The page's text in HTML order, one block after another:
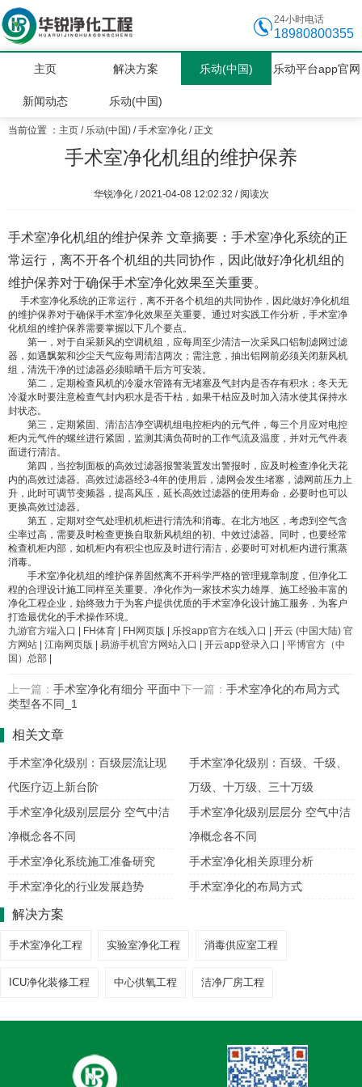
24小时电话
18980800355
主页 解决方案 乐动(中国) 乐动平台app官网
新闻动态 乐动(中国)
当前位置 ： 主页 / 乐动(中国) /手术室净化 / 正文
手术室净化机组的维护保养
华锐净化 / 2021-04-08 12:02:32 / 阅读次
手术室净化机组的维护保养 文章摘要：手术室净化系统的正
常运行，离不开各个机组的共同协作，因此做好净化机组的
维护保养对于确保手术室净化效果至关重要。
手术室净化系统的正常运行，离不开各个机组的共同协作，因此做好净化机组
的维护保养对于确保手术室净化效果至关重要。通过对实践工作分析，手术室净
化机组的维护保养需要掌握以下几个要点。
第一，对于自采新风的空调机组，应每周至少清洁一次采风口铝制滤网过滤
器，如遇飘絮和沙尘天气应每周清洁两次；需注意，抽出铝网前必须关闭新风机
组，清洗干净的过滤器必须晾晒干后方可安装。
第二，定期检查风机的冷凝水管路有无堵塞及气封内是否存有积水；冬天无
冷凝水时要注意检查气封内积水是否干枯，如果干枯应及时加入清水使其保持水
封状态。
第三，定期紧固、清洁洁净空调机组电控柜内的元气件，每三个月应对电控
柜内元气件的螺丝进行紧固，监测其满负荷时的工作气流及温度，并对元气件表
面进行清洁。
第四，当控制面板的高效过滤器报警装置发出警报时，应及时检查净化天花
内的高效过滤器。高效过滤器经3-4年的使用后，滤网会发生堵塞，滤网前压力上
升，此时可调节变频器，提高风压，延长高效过滤器的使用寿命，必要时也可以
更换高效过滤器。
第五，定期对空气处理机机柜进行清洗和消毒。在北方地区，考虑到空气含
尘率过高，需要及时检查更换自取新风机组的初、中效过滤器。同时，也要经常
检查机柜内部，如机柜内有积尘也应及时进行清洁，必要时可对机柜内进行熏蒸
消毒。
手术室净化机组的维护保养固然离不开科学严格的管理规章制度，但净化工
程的合理设计施工同样至关重要。净化作为一家技术实力雄厚、施工经验丰富的
净化工程企业，始终致力于为客户提供优质的手术室净化设计施工服务，为客户
打造最优化的手术操作环境。
九游官方端入口
FH体育 FH网页版 乐投app官方在线入口
开云 (中国大陆) 官
方网站
江南网页版 易游手机官方网站入口 开云app登录入口
平博官方（中
国）总部
上一篇： 手术室净化有细分 平面中
类型各不同_1
下一篇： 手术室净化的布局方式
相关文章
手术室净化级别：百级层流让现
代医疗迈上新台阶
手术室净化级别：百级、千级、
万级、十万级、三十万级
手术室净化级别层层分 空气中洁
净概念各不同
手术室净化级别层层分 空气中洁
净概念各不同
手术室净化系统施工准备研究
手术室净化相关原理分析
手术室净化的行业发展趋势
手术室净化的布局方式
解决方案
手术室净化工程 实验室净化工程 消毒供应室工程
ICU净化装修工程 中心供氧工程 洁净厂房工程